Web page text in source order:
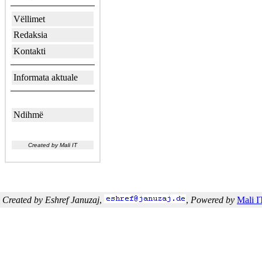
Vëllimet
Redaksia
Kontakti
Informata aktuale
Ndihmë
Created by Mali IT
Created by Eshref Januzaj, , Powered by Mali